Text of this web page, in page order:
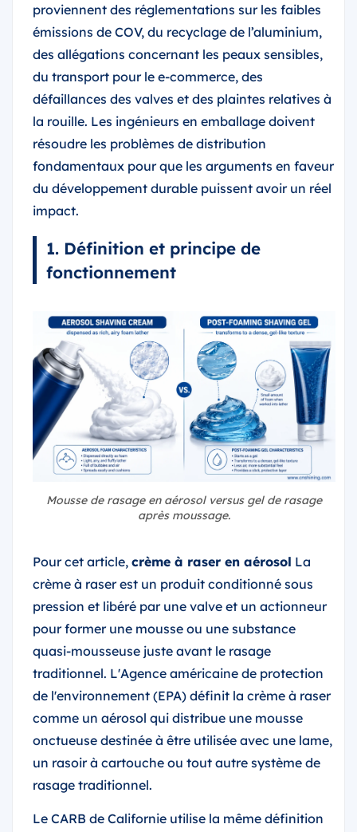
proviennent des réglementations sur les faibles
émissions de COV, du recyclage de l’aluminium,
des allégations concernant les peaux sensibles,
du transport pour le e-commerce, des
défaillances des valves et des plaintes relatives à
la rouille. Les ingénieurs en emballage doivent
résoudre les problèmes de distribution
fondamentaux pour que les arguments en faveur
du développement durable puissent avoir un réel
impact.
1. Définition et principe de
fonctionnement
Mousse de rasage en aérosol versus gel de rasage
après moussage.
Pour cet article, crème à raser en aérosol La
crème à raser est un produit conditionné sous
pression et libéré par une valve et un actionneur
pour former une mousse ou une substance
quasi-mousseuse juste avant le rasage
traditionnel. L'Agence américaine de protection
de l'environnement (EPA) définit la crème à raser
comme un aérosol qui distribue une mousse
onctueuse destinée à être utilisée avec une lame,
un rasoir à cartouche ou tout autre système de
rasage traditionnel.
Le CARB de Californie utilise la même définition